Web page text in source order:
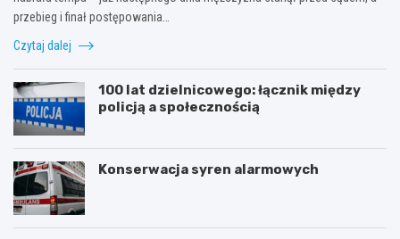
przebieg i finał postępowania…
Czytaj dalej
100 lat dzielnicowego: łącznik między
policją a społecznością
Konserwacja syren alarmowych